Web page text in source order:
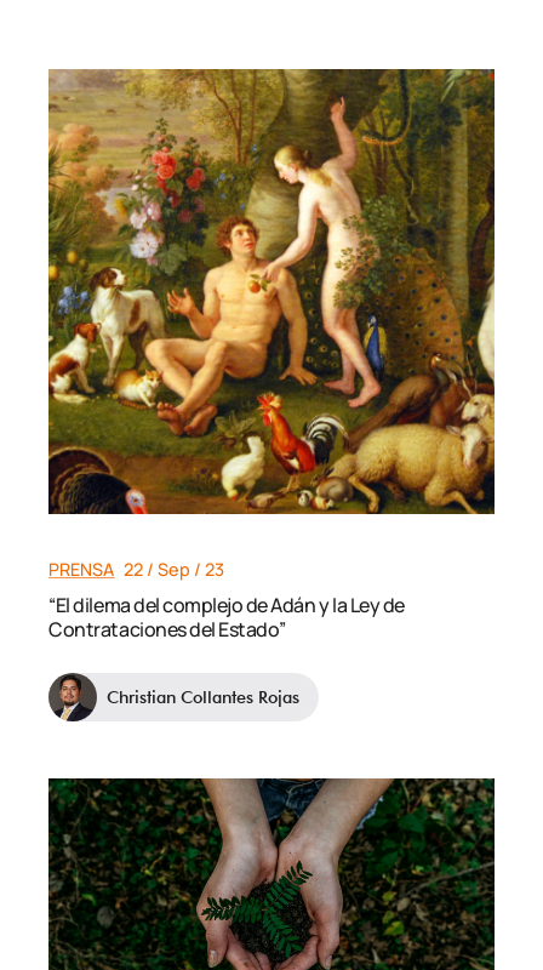
PRENSA 22 / Sep / 23
“El dilema del complejo de Adán y la Ley de
Contrataciones del Estado”
Christian Collantes Rojas